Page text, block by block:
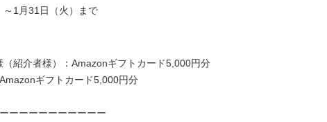
1月31日（火）まで
（紹介者様）：Amazonギフトカード5,000円分
ギフトカード5,000円分
ーーーーーーーーーー